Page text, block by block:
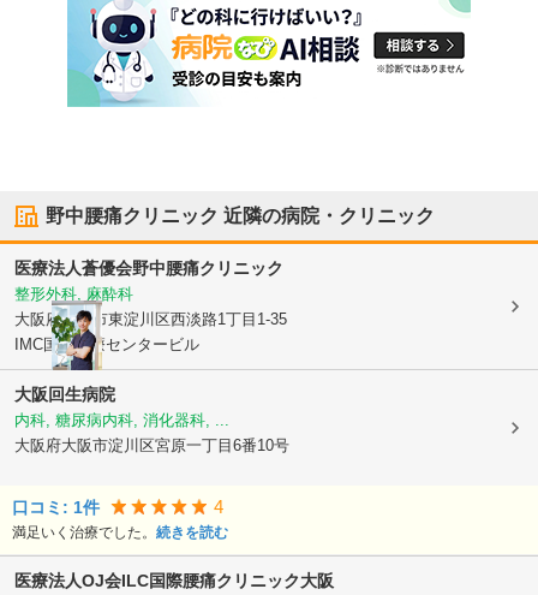
野中腰痛クリニック 近隣の病院・クリニック
医療法人蒼優会野中腰痛クリニック
整形外科, 麻酔科
大阪府大阪市東淀川区西淡路1丁目1-35
IMC国際医療センタービル
大阪回生病院
内科, 糖尿病内科, 消化器科, ...
大阪府大阪市淀川区宮原一丁目6番10号
口コミ: 1件 4
満足いく治療でした。 続きを読む
医療法人OJ会ILC国際腰痛クリニック大阪